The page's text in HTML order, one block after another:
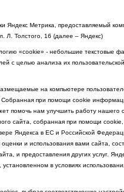
Яндекс Метрика, предоставляемый
Л. Толстого, 16 (далее – Яндекс)
«cookie» - небольшие текстовые
с целью анализа их пользовательской
на компьютере
Собранная при помощи cookie
помочь нам улучшить работу нашего
сайта, собранная при помощи cookie,
Яндекса в ЕС и Российской
и использования вами сайта,
и предоставления других услуг.
в условиях